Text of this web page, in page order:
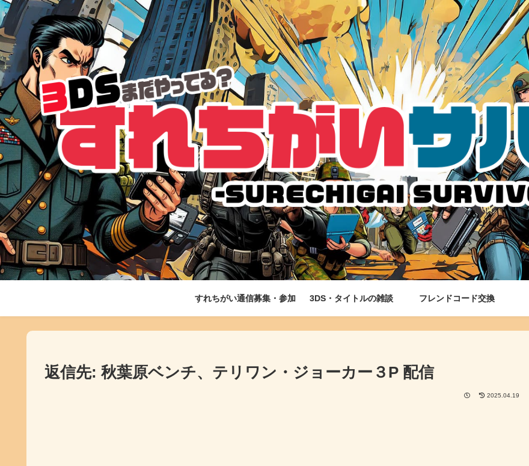
すれちがい通信募集・参加 3DS・タイトルの雑談 フレンドコード交換
返信先: 秋葉原ベンチ、テリワン・ジョーカー３P 配信
2025.04.19